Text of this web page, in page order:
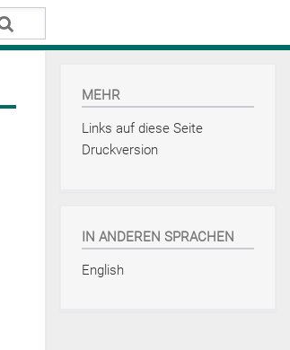
MEHR
Links auf diese Seite
Druckversion
IN ANDEREN SPRACHEN
English